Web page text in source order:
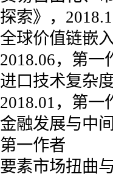
探索》，
全球价值链嵌
2018.06，第一
进口技术复杂
2018.01 ， 第一
金融发展与中
第一作者
要素市场扭曲